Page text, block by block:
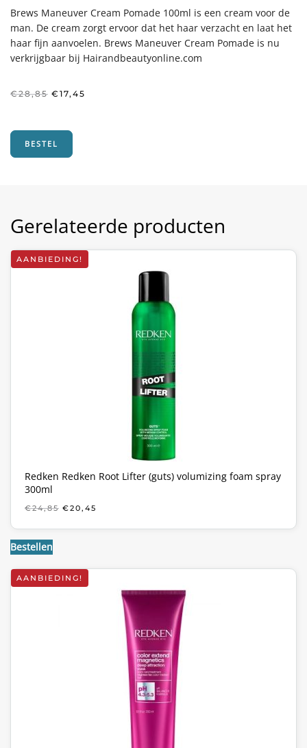
Brews Maneuver Cream Pomade 100ml is een cream voor de
man. De cream zorgt ervoor dat het haar verzacht en laat het
haar fijn aanvoelen. Brews Maneuver Cream Pomade is nu
verkrijgbaar bij Hairandbeautyonline.com
€28,85 Oorspronkelijke
€ 17,45
BESTEL
Gerelateerde producten
AANBIEDING!
Redken Redken Root Lifter (guts) volumizing foam spray
300ml
€24,85 OORSPRONKELIJKE
WAS:
€20,45
IS:
Bestellen
AANBIEDING!